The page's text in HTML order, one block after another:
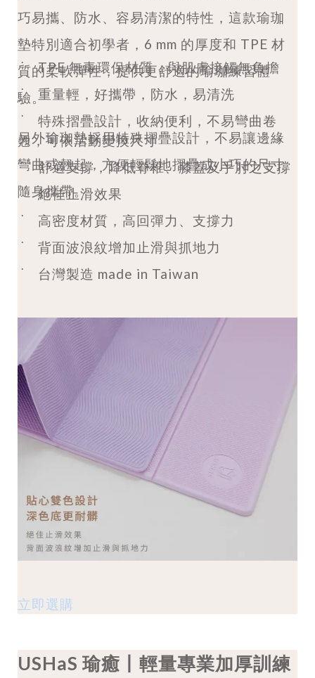
巧易攜、防水、容易清潔的特性，這款瑜珈
墊特別適合初學者，6 mm 的厚度和 TPE 材
質的柔軟彈性，提供更舒適的瑜珈練習體
驗。
另外瑜珈墊採用特殊摺疊設計， 不易讓邊緣
彎曲或翹起，方便輕鬆地摺疊成小巧的尺寸
隨身攜帶。
˙TPE 無毒環保材質，與肌膚接觸無負擔
˙ 重量輕，好攜帶，防水，易清洗
˙ 特殊摺疊設計，收納便利，不易彎曲卷
翹，可依活動變換尺寸
˙舒適支撐，降低脊椎、膝蓋及手肘之支撐
˙絕佳止滑效果
˙ 高密度材質，高回彈力、支撐力
˙ 背面波浪紋增加止滑與抓地力
˙ 台灣製造 made in Taiwan
立即選購
USHaS 瑜癒丨輕量專業加厚訓練